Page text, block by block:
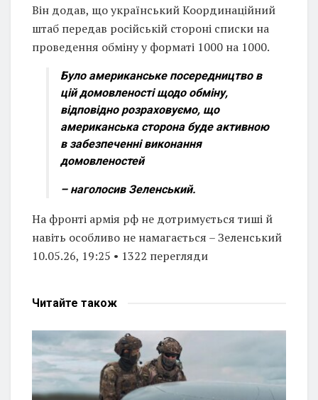
Він додав, що український Координаційний
штаб передав російській стороні списки на
проведення обміну у форматі 1000 на 1000.
Було американське посередництво в
цій домовленості щодо обміну,
відповідно розраховуємо, що
американська сторона буде активною
в забезпеченні виконання
домовленостей
– наголосив Зеленський.
На фронті армія рф не дотримується тиші й
навіть особливо не намагається – Зеленський
10.05.26, 19:25 • 1322 перегляди
Читайте також